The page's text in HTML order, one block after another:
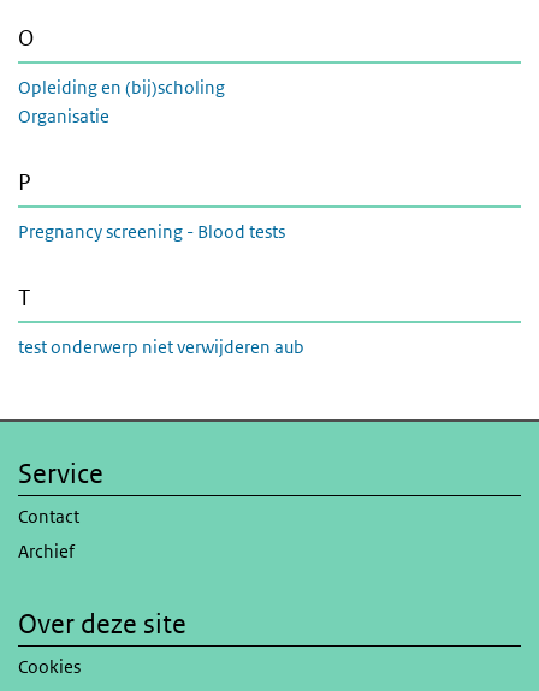
O
Opleiding en (bij)scholing
Organisatie
P
Pregnancy screening - Blood tests
T
test onderwerp niet verwijderen aub
Service
Contact
Archief
Over deze site
Cookies